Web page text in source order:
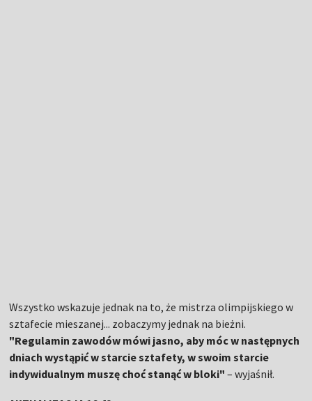
Wszystko wskazuje jednak na to, że mistrza olimpijskiego w
sztafecie mieszanej... zobaczymy jednak na bieżni.
"Regulamin zawodów mówi jasno, aby móc w następnych
dniach wystąpić w starcie sztafety, w swoim starcie
indywidualnym muszę choć stanąć w bloki"– wyjaśnił.